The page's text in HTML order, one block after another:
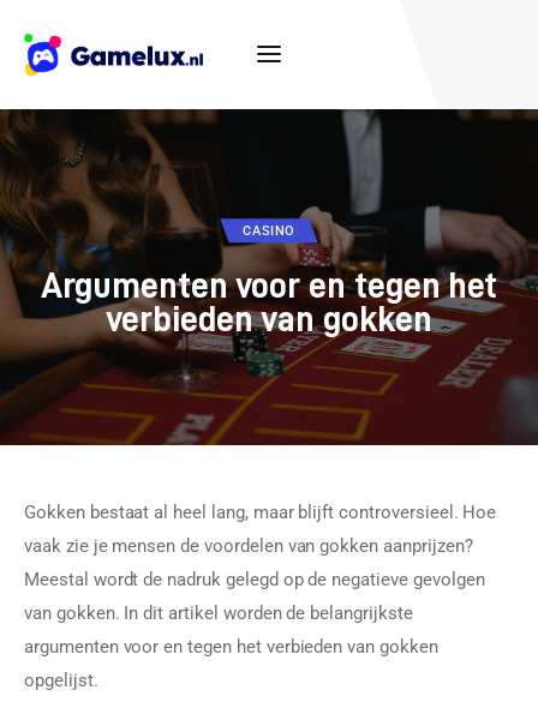
Casino
Consoles
Populair
Games
Contact
CASINO
Argumenten voor en tegen het
verbieden van gokken
Gokken bestaat al heel lang, maar blijft controversieel. Hoe
vaak zie je mensen de voordelen van gokken aanprijzen?
Meestal wordt de nadruk gelegd op de negatieve gevolgen
van gokken. In dit artikel worden de belangrijkste
argumenten voor en tegen het verbieden van gokken
opgelijst.